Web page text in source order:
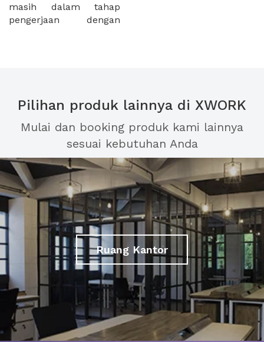
masih dalam tahap
pengerjaan dengan
Pilihan produk lainnya di XWORK
Mulai dan booking produk kami lainnya
sesuai kebutuhan Anda
Ruang Kantor